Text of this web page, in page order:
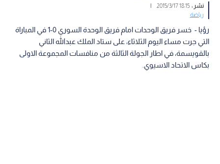
نشر :18:15 2015/3/17
|
رياضة
رؤيا - خسر فريق الوحدات امام فريق الوحدة السوري 0-1 في المباراة
التي جرت مساء اليوم الثلاثاء، على ستاد الملك عبدالله الثاني
بالقويسمة، في اطار الجولة الثالثة من منافسات المجموعة الاولى
بكاس الاتحاد الاسيوي.